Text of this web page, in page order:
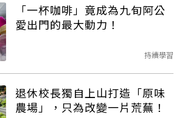
「一杯咖啡」竟成為九旬阿公
愛出門的最大動力！
持續學習
退休校長獨自上山打造「原味
農場」，只為改變一片荒蕪！